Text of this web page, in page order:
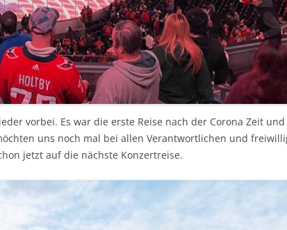
vorbei. Es war die erste Reise nach der Corona Zeit
uns noch mal bei allen Verantwortlichen und
jetzt auf die nächste Konzertreise.